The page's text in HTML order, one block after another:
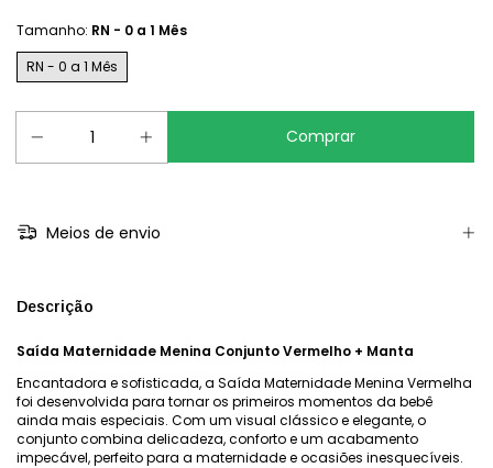
Tamanho: RN - 0 a 1 Mês
RN - 0 a 1 Mês
Meios de envio
Descrição
Saída Maternidade Menina Conjunto Vermelho + Manta
Encantadora e sofisticada, a Saída Maternidade Menina Vermelha
foi desenvolvida para tornar os primeiros momentos da bebê
ainda mais especiais. Com um visual clássico e elegante, o
conjunto combina delicadeza, conforto e um acabamento
impecável, perfeito para a maternidade e ocasiões inesquecíveis.